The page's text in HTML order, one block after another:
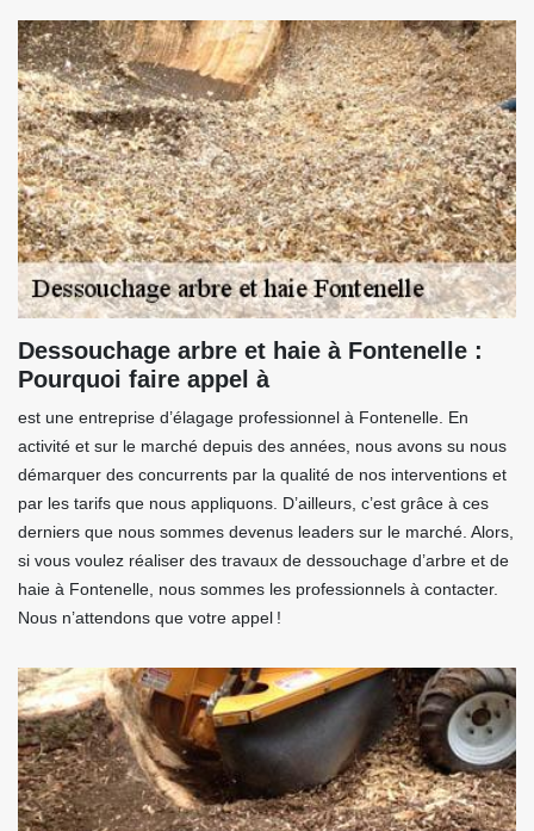
Dessouchage arbre et haie à Fontenelle :
Pourquoi faire appel à
est une entreprise d’élagage professionnel à Fontenelle. En
activité et sur le marché depuis des années, nous avons su nous
démarquer des concurrents par la qualité de nos interventions et
par les tarifs que nous appliquons. D’ailleurs, c’est grâce à ces
derniers que nous sommes devenus leaders sur le marché. Alors,
si vous voulez réaliser des travaux de dessouchage d’arbre et de
haie à Fontenelle, nous sommes les professionnels à contacter.
Nous n’attendons que votre appel !